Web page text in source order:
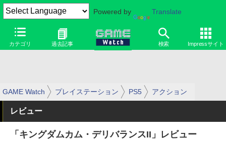
Powered by Translate
カテゴリ 過去記事 検索 Impressサイト
GAME Watch プレイステーション PS5 アクション
レビュー
「キングダムカム・デリバランスII」レビュー